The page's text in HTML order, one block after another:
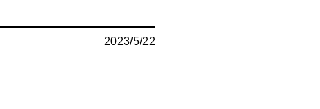
2023/5/22